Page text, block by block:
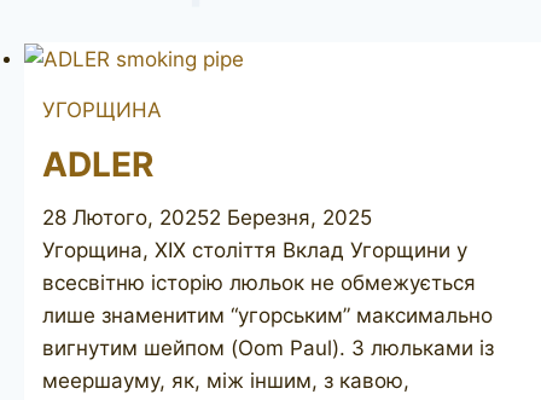
УГОРЩИНА
ADLER
28 Лютого, 20252 Березня, 2025
Угорщина, XIX століття Вклад Угорщини у
всесвітню історію люльок не обмежується
лише знаменитим “угорським” максимально
вигнутим шейпом (Oom Paul). З люльками із
меершауму, як, між іншим, з кавою,